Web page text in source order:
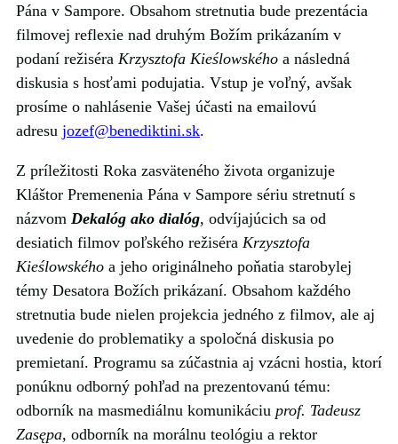
Pána v Sampore. Obsahom stretnutia bude prezentácia
filmovej reflexie nad druhým Božím prikázaním v
podaní režiséra Krzysztofa Kieślowského a následná
diskusia s hosťami podujatia. Vstup je voľný, avšak
prosíme o nahlásenie Vašej účasti na emailovú
adresu jozef@benediktini.sk.
Z príležitosti Roka zasväteného života organizuje
Kláštor Premenenia Pána v Sampore sériu stretnutí s
názvom Dekalóg ako dialóg, odvíjajúcich sa od
desiatich filmov poľského režiséra Krzysztofa
Kieślowského a jeho originálneho poňatia starobylej
témy Desatora Božích prikázaní. Obsahom každého
stretnutia bude nielen projekcia jedného z filmov, ale aj
uvedenie do problematiky a spoločná diskusia po
premietaní. Programu sa zúčastnia aj vzácni hostia, ktorí
ponúknu odborný pohľad na prezentovanú tému:
odborník na masmediálnu komunikáciu prof. Tadeusz
Zasępa, odborník na morálnu teológiu a rektor